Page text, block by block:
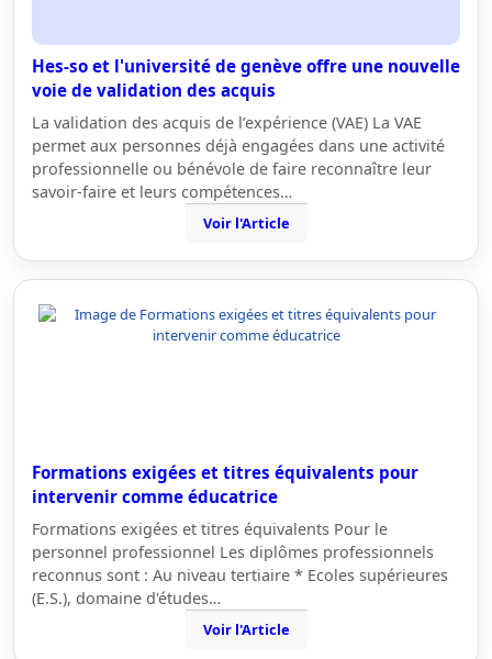
Hes-so et l'université de genève offre une nouvelle
voie de validation des acquis
La validation des acquis de l’expérience (VAE) La VAE
permet aux personnes déjà engagées dans une activité
professionnelle ou bénévole de faire reconnaître leur
savoir-faire et leurs compétences…
Voir l'Article
Formations exigées et titres équivalents pour
intervenir comme éducatrice
Formations exigées et titres équivalents Pour le
personnel professionnel Les diplômes professionnels
reconnus sont : Au niveau tertiaire * Ecoles supérieures
(E.S.), domaine d'études…
Voir l'Article